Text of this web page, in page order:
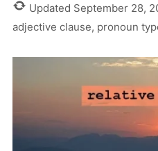
Updated September 28,
adjective clause, pronoun